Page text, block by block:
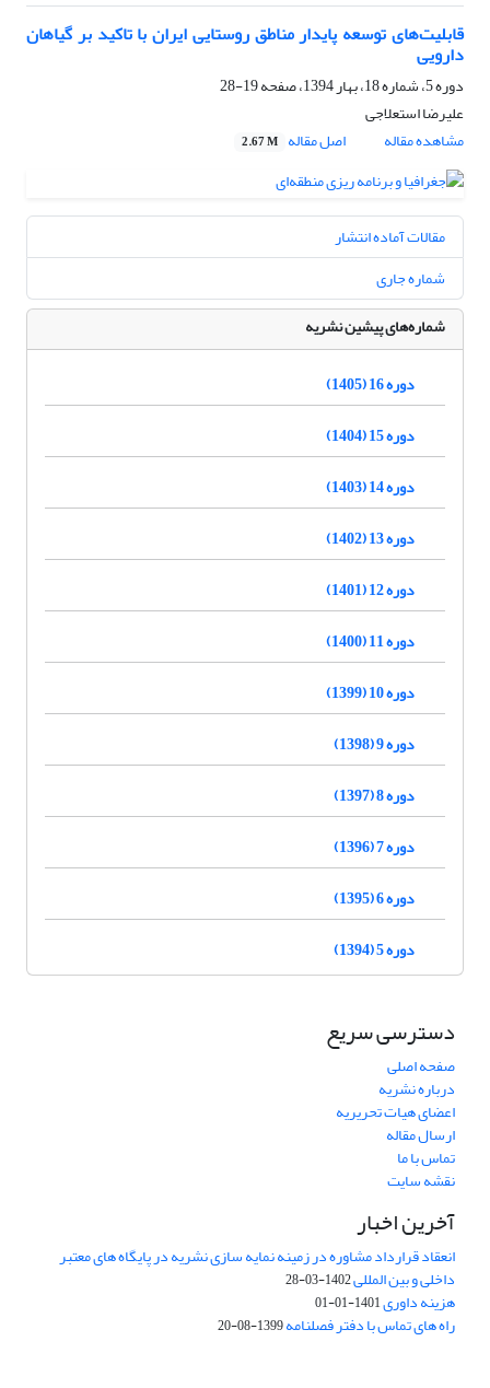
قابلیت‌های توسعه پایدار مناطق روستایی ایران با تاکید بر گیاهان
دارویی
دوره 5، شماره 18، بهار 1394، صفحه
19-28
علیرضا استعلاجی
مشاهده مقاله
اصل مقاله 2.67 M
مقالات آماده انتشار
شماره جاری
شماره‌های پیشین نشریه
دوره 16 (1405)
دوره 15 (1404)
دوره 14 (1403)
دوره 13 (1402)
دوره 12 (1401)
دوره 11 (1400)
دوره 10 (1399)
دوره 9 (1398)
دوره 8 (1397)
دوره 7 (1396)
دوره 6 (1395)
دوره 5 (1394)
دسترسی سریع
صفحه اصلی
درباره نشریه
اعضای هیات تحریریه
ارسال مقاله
تماس با ما
نقشه سایت
آخرین اخبار
انعقاد قرارداد مشاوره در زمینه نمایه سازی نشریه در پایگاه های معتبر
داخلی و بین المللی1402-03-28
هزینه داوری1401-01-01
راه های تماس با دفتر فصلنامه1399-08-20